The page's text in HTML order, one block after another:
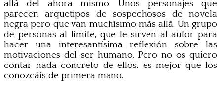
allá del ahora mismo. Unos personajes que
parecen arquetipos de sospechosos de novela
negra pero que van muchísimo más allá. Un grupo
de personas al límite, que le sirven al autor para
hacer una interesantísima reflexión sobre las
motivaciones del ser humano. Pero no os quiero
contar nada concreto de ellos, es mejor que los
conozcáis de primera mano.